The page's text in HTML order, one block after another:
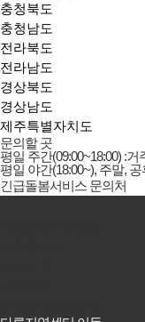
충청북도
충청남도
전라북도
전라남도
경상북도
경상남도
제주특별자치도
문의할 곳
평일 주간(09:00~18:00) :
평일 야간(18:00~), 주말,
긴급돌봄서비스 문의처